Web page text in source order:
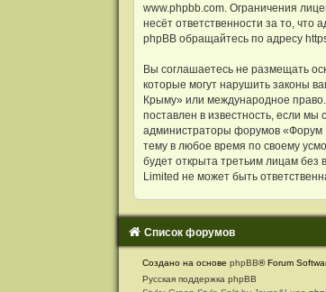
www.phpbb.com. Ограничения
несёт ответственности за то,
phpBB обращайтесь по адресу
Вы соглашаетесь не размещать
которые могут нарушить законы
Крыму» или международное
поставлен в известность, если
администраторы форумов «Форум
тему в любое время по своему
будет открыта третьим лицам
Limited не может быть
Список форумов
Создано на основе phpBB® Forum
Русская поддержка phpBB